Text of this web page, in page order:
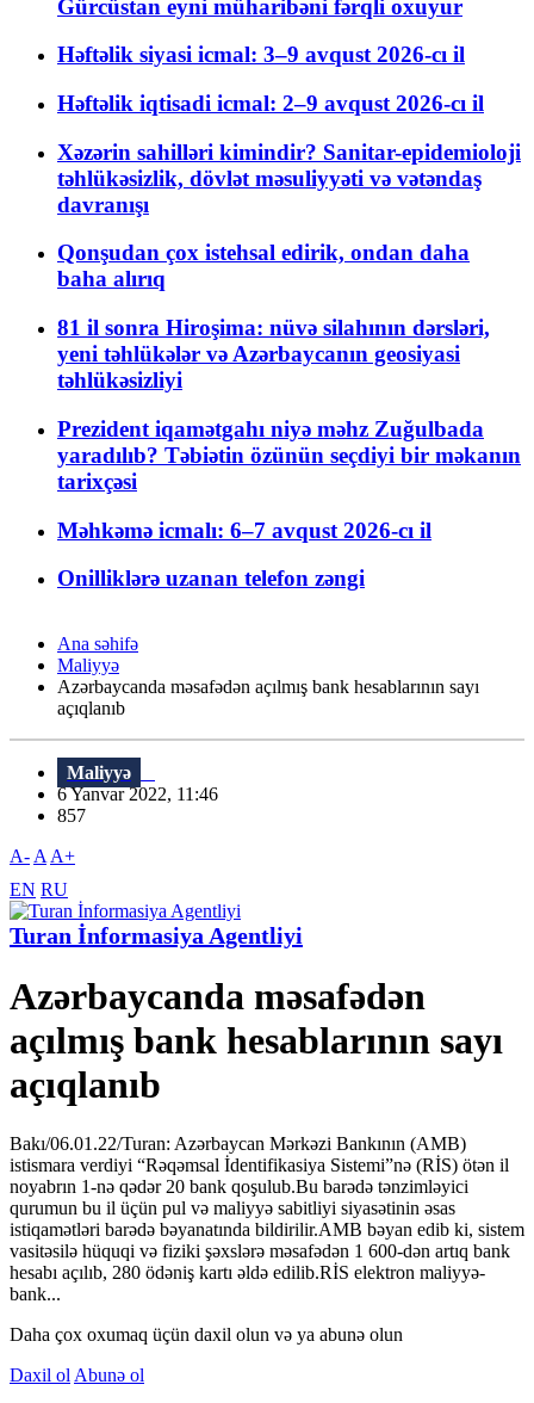
Gürcüstan eyni müharibəni fərqli oxuyur
Həftəlik siyasi icmal: 3–9 avqust 2026-cı il
Həftəlik iqtisadi icmal: 2–9 avqust 2026-cı il
Xəzərin sahilləri kimindir? Sanitar-epidemioloji
təhlükəsizlik, dövlət məsuliyyəti və vətəndaş
davranışı
Qonşudan çox istehsal edirik, ondan daha
baha alırıq
81 il sonra Hiroşima: nüvə silahının dərsləri,
yeni təhlükələr və Azərbaycanın geosiyasi
təhlükəsizliyi
Prezident iqamətgahı niyə məhz Zuğulbada
yaradılıb? Təbiətin özünün seçdiyi bir məkanın
tarixçəsi
Məhkəmə icmalı: 6–7 avqust 2026-cı il
Onilliklərə uzanan telefon zəngi
Ana səhifə
Maliyyə
Azərbaycanda məsafədən açılmış bank hesablarının sayı
açıqlanıb
Maliyyə
6 Yanvar 2022, 11:46
857
A- A A+
EN RU
Turan İnformasiya Agentliyi
Azərbaycanda məsafədən
açılmış bank hesablarının sayı
açıqlanıb
Bakı/06.01.22/Turan: Azərbaycan Mərkəzi Bankının (AMB)
istismara verdiyi “Rəqəmsal İdentifikasiya Sistemi”nə (RİS) ötən il
noyabrın 1-nə qədər 20 bank qoşulub.Bu barədə tənzimləyici
qurumun bu il üçün pul və maliyyə sabitliyi siyasətinin əsas
istiqamətləri barədə bəyanatında bildirilir.AMB bəyan edib ki, sistem
vasitəsilə hüquqi və fiziki şəxslərə məsafədən 1 600-dən artıq bank
hesabı açılıb, 280 ödəniş kartı əldə edilib.RİS elektron maliyyə-
bank...
Daha çox oxumaq üçün daxil olun və ya abunə olun
Daxil ol Abunə ol